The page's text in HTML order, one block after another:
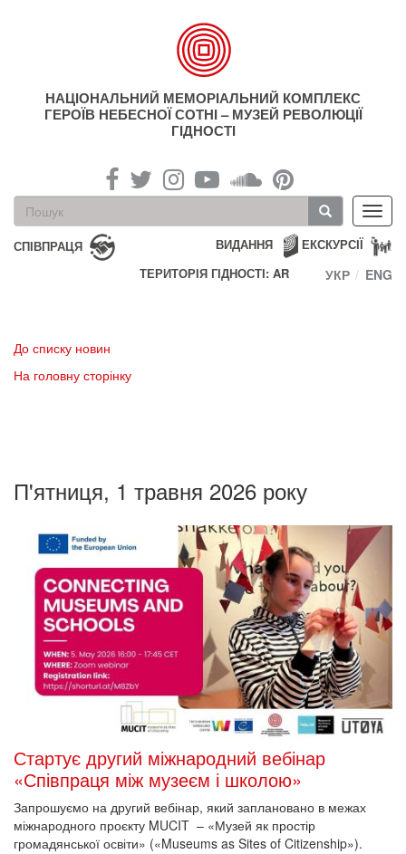
НАЦІОНАЛЬНИЙ МЕМОРІАЛЬНИЙ КОМПЛЕКС
ГЕРОЇВ НЕБЕСНОЇ СОТНІ – МУЗЕЙ РЕВОЛЮЦІЇ
ГІДНОСТІ
Пошукова
форма
Пошук
СПІВПРАЦЯ ЕКСКУРСІЇ
ВИДАННЯ
ТЕРИТОРІЯ ГІДНОСТІ: AR
УКР ENG
До списку новин
На головну сторінку
П'ятниця, 1 травня 2026 року
Стартує другий міжнародний вебінар
«Співпраця між музеєм і школою»
Запрошуємо на другий вебінар, який заплановано в межах
міжнародного проєкту MUCIT – «Музей як простір
громадянської освіти» («Museums as Sites of Citizenship»).